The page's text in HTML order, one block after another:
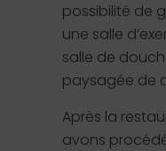
possibilité de
une salle
salle de
paysagée de
Après la
avons